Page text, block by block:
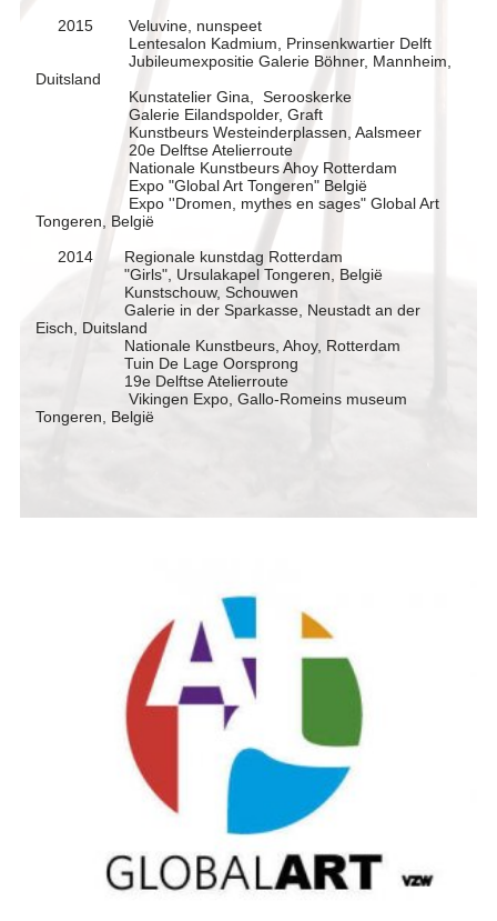
2015 Veluvine, nunspeet
Lentesalon Kadmium, Prinsenkwartier Delft
Jubileumexpositie Galerie Böhner, Mannheim,
Duitsland
Kunstatelier Gina, Serooskerke
Galerie Eilandspolder, Graft
Kunstbeurs Westeinderplassen, Aalsmeer
20e Delftse Atelierroute
Nationale Kunstbeurs Ahoy Rotterdam
Expo "Global Art Tongeren" België
Expo ''Dromen, mythes en sages" Global Art
Tongeren, België
2014 Regionale kunstdag Rotterdam
"Girls", Ursulakapel Tongeren, België
Kunstschouw, Schouwen
Galerie in der Sparkasse, Neustadt an der
Eisch, Duitsland
Nationale Kunstbeurs, Ahoy, Rotterdam
Tuin De Lage Oorsprong
19e Delftse Atelierroute
Vikingen Expo, Gallo-Romeins museum
Tongeren, België